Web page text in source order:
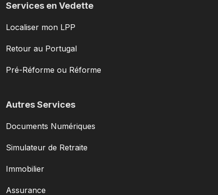
Services en Vedette
Localiser mon LPP
Retour au Portugal
Pré-Réforme ou Réforme
Autres Services
Documents Numériques
Simulateur de Retraite
Immobilier
Assurance